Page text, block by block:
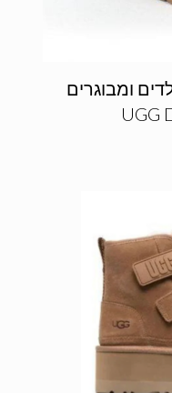
ומבוגרים
UGG